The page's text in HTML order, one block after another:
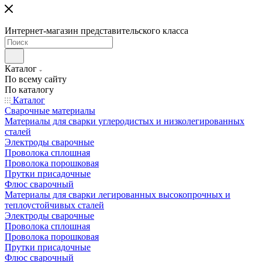
Интернет-магазин представительского класса
Каталог
По всему сайту
По каталогу
Каталог
Сварочные материалы
Материалы для сварки углеродистых и низколегированных
сталей
Электроды сварочные
Проволока сплошная
Проволока порошковая
Прутки присадочные
Флюс сварочный
Материалы для сварки легированных высокопрочных и
теплоустойчивых сталей
Электроды сварочные
Проволока сплошная
Проволока порошковая
Прутки присадочные
Флюс сварочный